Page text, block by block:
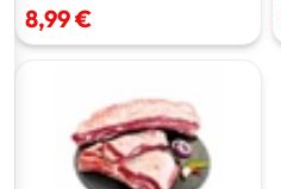
8,99 €